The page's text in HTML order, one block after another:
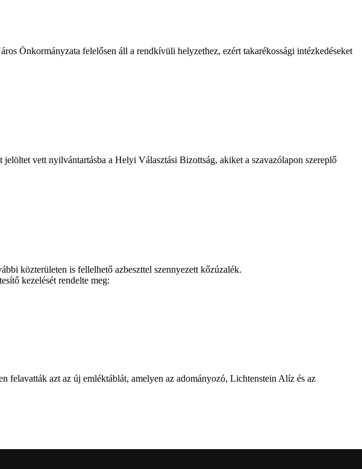
Önkormányzata felelősen áll a rendkívüli helyzethez, ezért takarékossági intézkedéseket
vett nyilvántartásba a Helyi Választási Bizottság, akiket a szavazólapon szereplő
közterületen is fellelhető azbeszttel szennyezett kőzúzalék.
kezelését rendelte meg:
azt az új emléktáblát, amelyen az adományozó, Lichtenstein Alíz és az